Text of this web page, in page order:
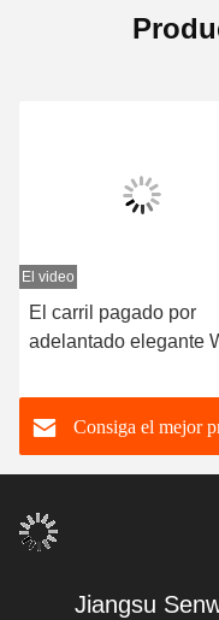
El video
El carril pagado por
adelantado elegante
energía del CE 60A
por adelantado
electricidad con el
Consiga el mejor
Jiangsu